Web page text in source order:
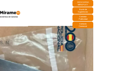
DESCARGA
MIRAPLAY
Buzón de
Sugerencias
Contratar
Publicidad
Contacto
Comercial